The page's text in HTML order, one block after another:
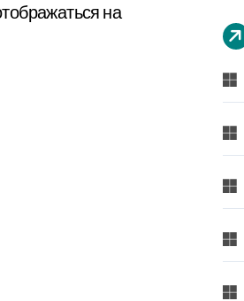
на